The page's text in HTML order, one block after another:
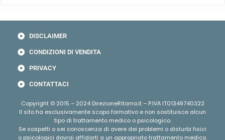
DISCLAIMER
CONDIZIONI DI VENDITA
PRIVACY
CONTATTACI
Copyright © 2015 – 2024 DirezioneRitorno.it – P.IVA IT01349740322
Il sito ha esclusivamente scopo formativo e non sostituisce alcun
tipo di trattamento medico o psicologico.
Se sospetti o sei conoscenza di avere dei problemi o disturbi fisici
o psicologici dovrai affidarti a un appropriato trattamento medico.